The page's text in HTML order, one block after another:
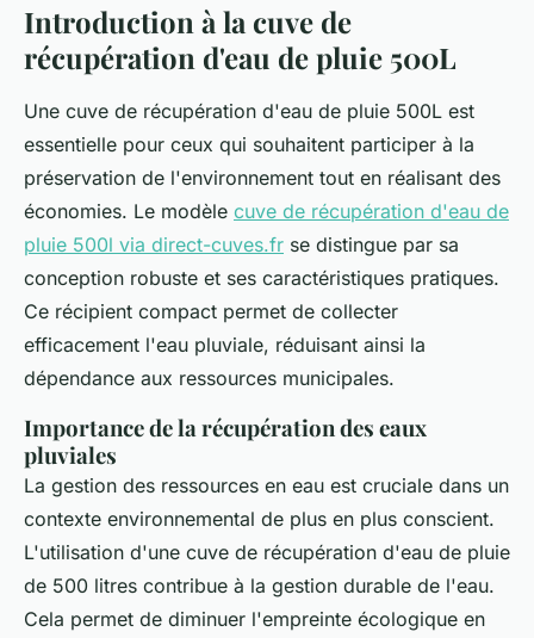
Introduction à la cuve de
récupération d'eau de pluie 500L
Une cuve de récupération d'eau de pluie 500L est
essentielle pour ceux qui souhaitent participer à la
préservation de l'environnement tout en réalisant des
économies. Le modèle cuve de récupération d'eau de
pluie 500l via direct-cuves.fr se distingue par sa
conception robuste et ses caractéristiques pratiques.
Ce récipient compact permet de collecter
efficacement l'eau pluviale, réduisant ainsi la
dépendance aux ressources municipales.
Importance de la récupération des eaux
pluviales
La gestion des ressources en eau est cruciale dans un
contexte environnemental de plus en plus conscient.
L'utilisation d'une cuve de récupération d'eau de pluie
de 500 litres contribue à la gestion durable de l'eau.
Cela permet de diminuer l'empreinte écologique en